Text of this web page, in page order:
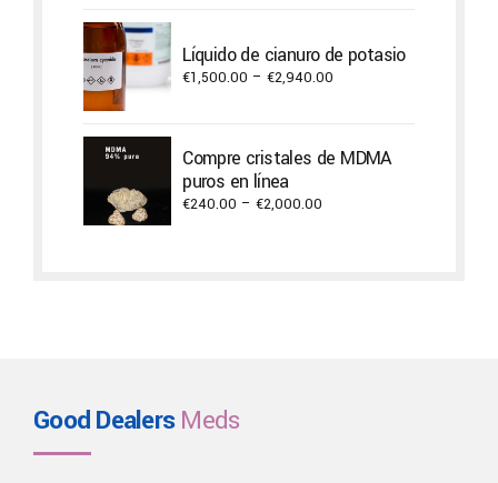
Líquido de cianuro de potasio
€1,500.00 – €2,940.00
through
€2,940.00
Compre cristales de MDMA
puros en línea
€240.00 – €2,000.00
Good DealersMeds